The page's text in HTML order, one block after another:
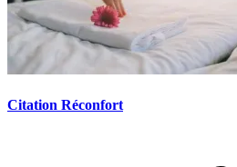
Citation Réconfort